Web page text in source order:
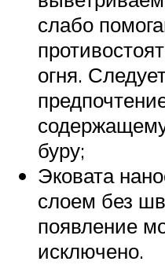
слабо
огня.
буру;
Эковата
слоем без
появление
исключено.